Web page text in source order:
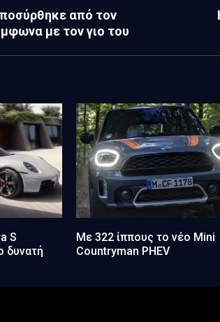
από τον
με τον γιο του
S
δυνατή
Με 322 ίππους το νέο Mini
Countryman PHEV